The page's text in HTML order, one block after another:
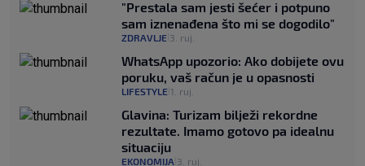
"Prestala sam jesti šećer i potpuno
sam iznenađena što mi se dogodilo"
ZDRAVLJE 3. ruj.
WhatsApp upozorio: Ako dobijete ovu
poruku, vaš račun je u opasnosti
LIFESTYLE 1. ruj.
Glavina: Turizam bilježi rekordne
rezultate. Imamo gotovo pa idealnu
situaciju
EKONOMIJA 3. ruj.